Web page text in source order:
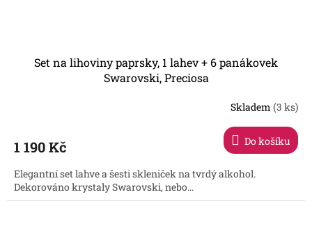
Set na lihoviny paprsky, 1 lahev + 6 panákovek
Swarovski, Preciosa
je
z
5
hvězdiček.
Skladem(3 ks)
1 190 Kč Do košíku
Elegantní set lahve a šesti skleniček na tvrdý alkohol.
Dekorováno krystaly Swarovski, nebo...